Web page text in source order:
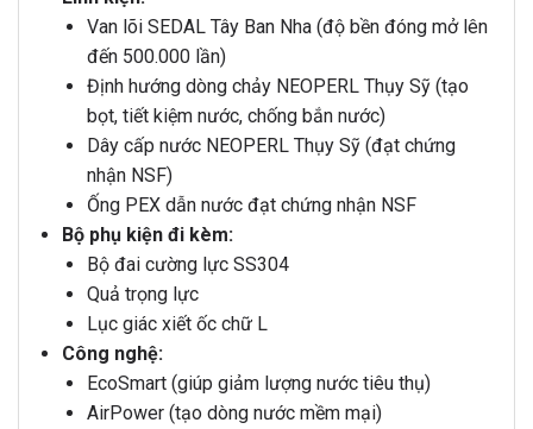
Van lõi SEDAL Tây Ban Nha (độ bền đóng mở lên
đến 500.000 lần)
Định hướng dòng chảy NEOPERL Thụy Sỹ (tạo
bọt, tiết kiệm nước, chống bắn nước)
Dây cấp nước NEOPERL Thụy Sỹ (đạt chứng
nhận NSF)
Ống PEX dẫn nước đạt chứng nhận NSF
Bộ phụ kiện đi kèm:
Bộ đai cường lực SS304
Quả trọng lực
Lục giác xiết ốc chữ L
Công nghệ:
EcoSmart (giúp giảm lượng nước tiêu thụ)
AirPower (tạo dòng nước mềm mại)